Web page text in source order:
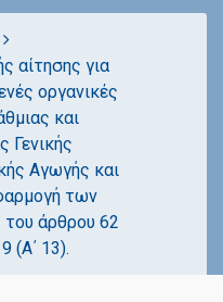
αίτησης για
οργανικές
και
Γενικής
Αγωγής και
των
άρθρου 62
(Α΄ 13).